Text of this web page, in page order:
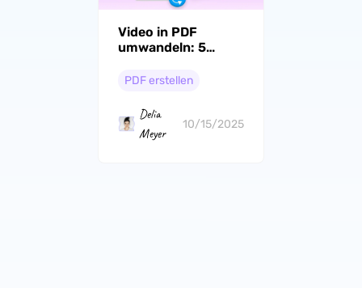
Video in PDF
umwandeln: 5
lesbare Videos
PDF erstellen
Delia
Meyer
10/15/2025